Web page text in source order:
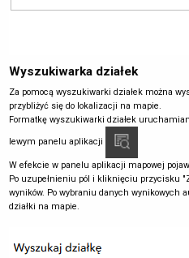
Wyszukiwarka działek
Za pomocą wyszukiwarki działek można
przybliżyć się do lokalizacji na mapie.
Formatkę wyszukiwarki działek
lewym panelu aplikacji
W efekcie w panelu aplikacji mapowej
Po uzupełnieniu pól i kliknięciu przycisku
wyników. Po wybraniu danych wynikowych
działki na mapie.